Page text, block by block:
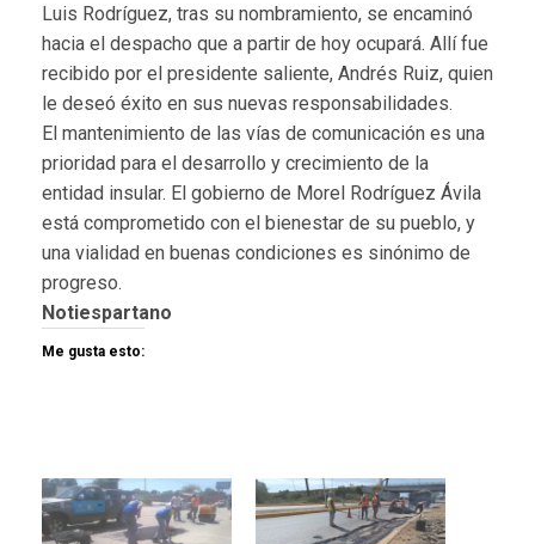
Luis Rodríguez, tras su nombramiento, se encaminó
hacia el despacho que a partir de hoy ocupará. Allí fue
recibido por el presidente saliente, Andrés Ruiz, quien
le deseó éxito en sus nuevas responsabilidades.
El mantenimiento de las vías de comunicación es una
prioridad para el desarrollo y crecimiento de la
entidad insular. El gobierno de Morel Rodríguez Ávila
está comprometido con el bienestar de su pueblo, y
una vialidad en buenas condiciones es sinónimo de
progreso.
Notiespartano
Me gusta esto: